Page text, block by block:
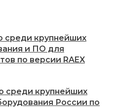
среди крупнейших
и ПО для
по версии RAEX
среди крупнейших
России по